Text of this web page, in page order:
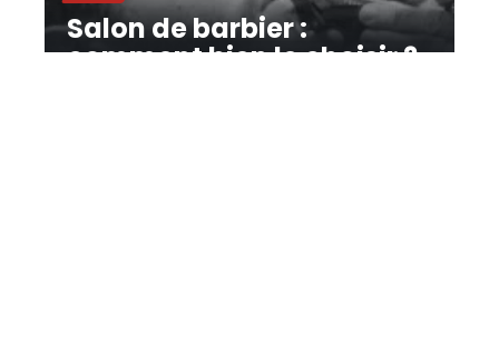
Salon de barbier :
comment bien le choisir ?